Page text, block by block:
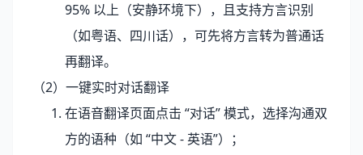
95% 以上（安静环境下），且支持方言识别
（如粤语、四川话），可先将方言转为普通话
再翻译。
（2）一键实时对话翻译
在语音翻译页面点击 “对话” 模式，选择沟通双
方的语种（如 “中文 - 英语”）；